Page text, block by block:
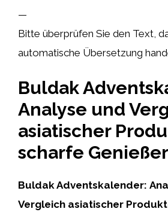
—
Bitte überprüfen Sie den Text,
automatische Übersetzung
Buldak
Analyse und
asiatischer
scharfe Genießer
Buldak Adventskalender:
Vergleich asiatischer